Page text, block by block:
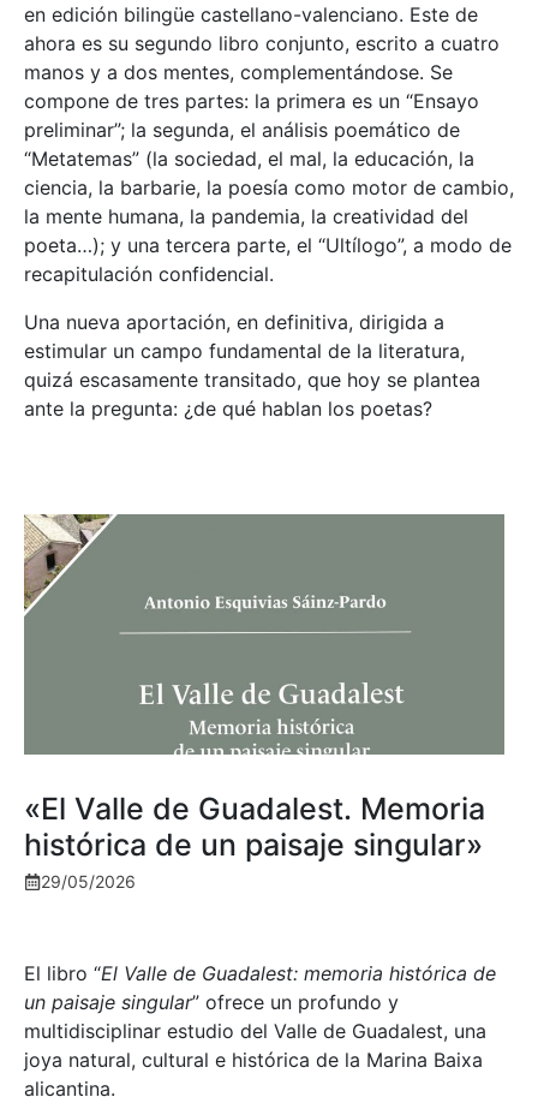
en edición bilingüe castellano-valenciano. Este de
ahora es su segundo libro conjunto, escrito a cuatro
manos y a dos mentes, complementándose. Se
compone de tres partes: la primera es un “Ensayo
preliminar”; la segunda, el análisis poemático de
“Metatemas” (la sociedad, el mal, la educación, la
ciencia, la barbarie, la poesía como motor de cambio,
la mente humana, la pandemia, la creatividad del
poeta…); y una tercera parte, el “Ultílogo”, a modo de
recapitulación confidencial.
Una nueva aportación, en definitiva, dirigida a
estimular un campo fundamental de la literatura,
quizá escasamente transitado, que hoy se plantea
ante la pregunta: ¿de qué hablan los poetas?
«El Valle de Guadalest. Memoria
histórica de un paisaje singular»
29/05/2026
El libro “El Valle de Guadalest: memoria histórica de
un paisaje singular” ofrece un profundo y
multidisciplinar estudio del Valle de Guadalest, una
joya natural, cultural e histórica de la Marina Baixa
alicantina.